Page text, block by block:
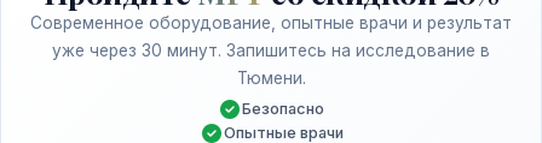
Современное оборудование, опытные врачи и результат
уже через 30 минут. Запишитесь на исследование в
Тюмени.
Безопасно
Опытные врачи